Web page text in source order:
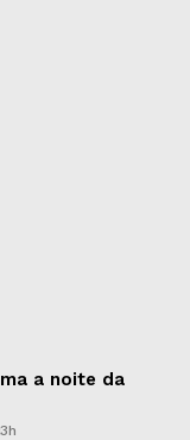
a noite da